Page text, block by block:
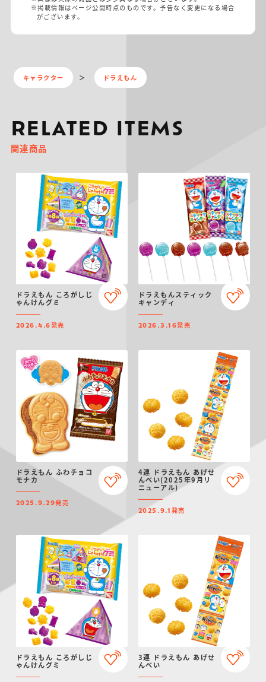
※掲載情報はページ公開時点のものです。予告なく変更になる場合
がございます。
キャラクター ドラえもん
RELATED ITEMS
関連商品
ドラえもん ころがしじ
ゃんけんグミ
2026.4.6発売
ドラえもんスティック
キャンディ
2026.3.16発売
ドラえもん ふわチョコ
モナカ
2025.9.29発売
4連 ドラえもん あげせ
んべい(2025年9月リ
ニューアル)
2025.9.1 発売
ドラえもん ころがしじ
ゃんけんグミ
3連 ドラえもん あげせ
んべい